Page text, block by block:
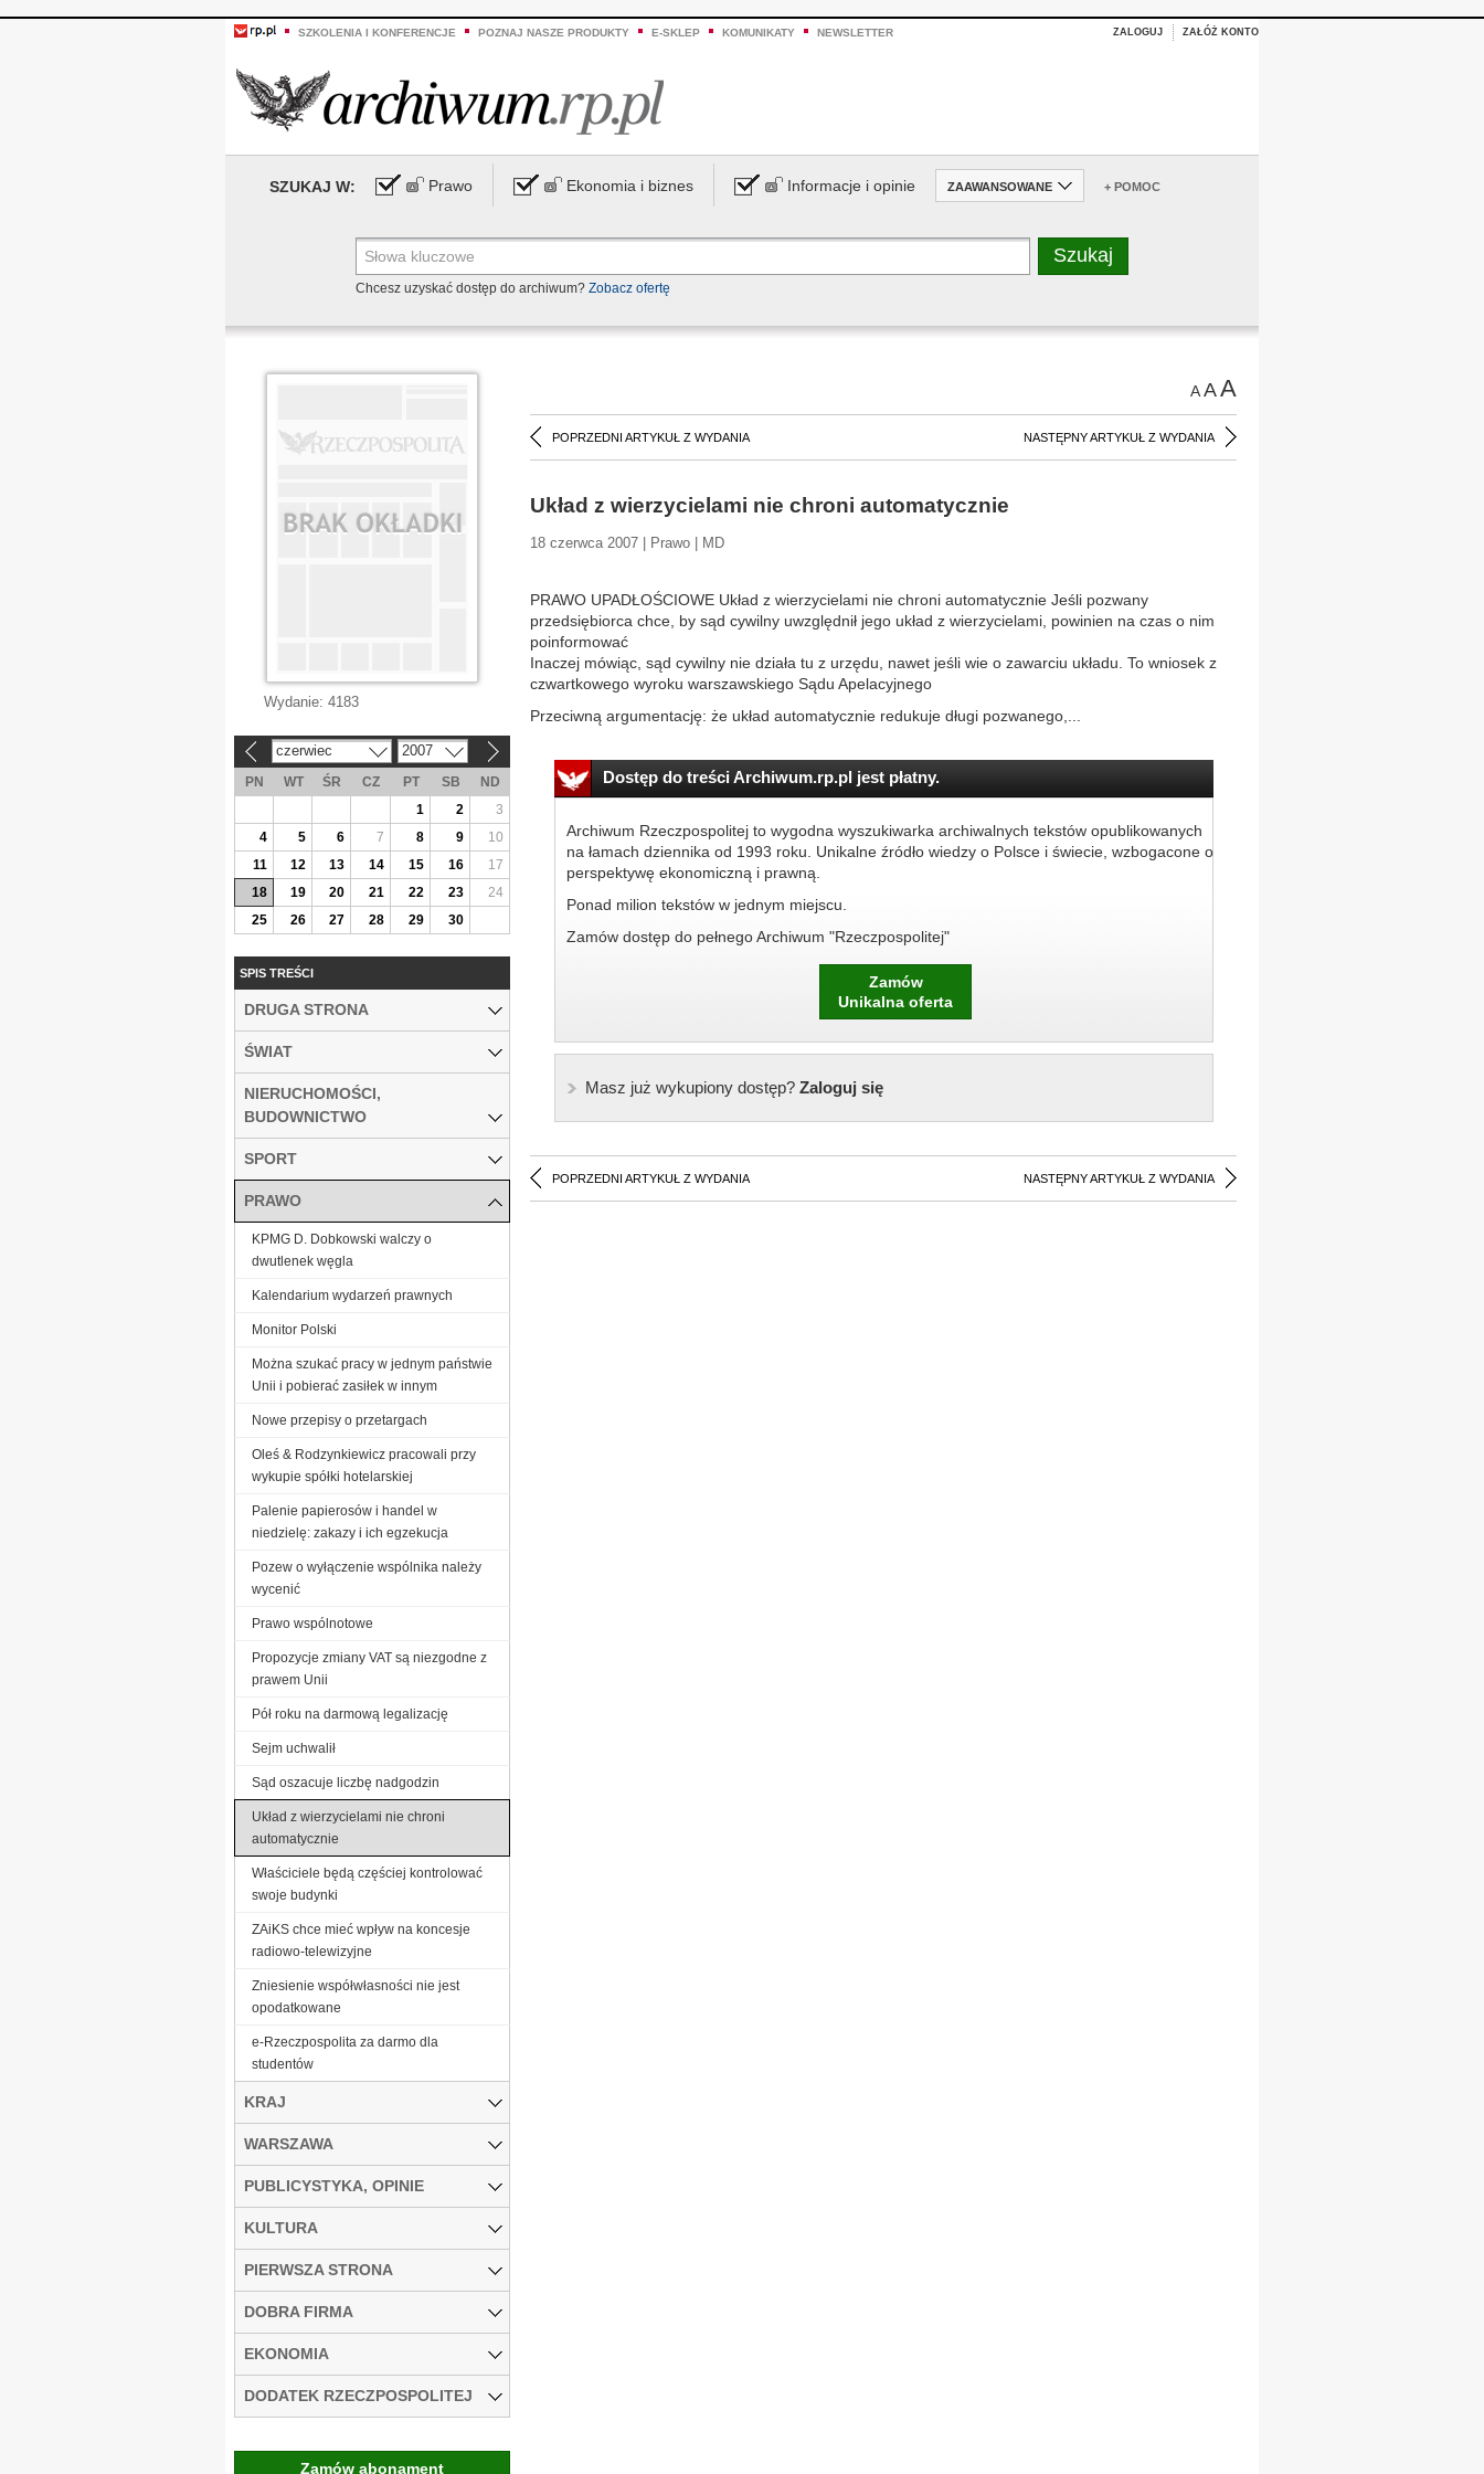
SZKOLENIA I KONFERENCJE POZNAJ NASZE PRODUKTY E-SKLEP KOMUNIKATY NEWSLETTER ZALOGUJ ZAŁÓŻ KONTO
SZUKAJ W: Prawo Ekonomia i biznes Informacje i opinie ZAAWANSOWANE + POMOC
Chcesz uzyskać dostęp do archiwum? Zobacz ofertę
AAA
POPRZEDNI ARTYKUŁ Z WYDANIA NASTĘPNY ARTYKUŁ Z WYDANIA
Układ z wierzycielami nie chroni automatycznie
18 czerwca 2007 | Prawo | MD
PRAWO UPADŁOŚCIOWE Układ z wierzycielami nie chroni automatycznie Jeśli pozwany
przedsiębiorca chce, by sąd cywilny uwzględnił jego układ z wierzycielami, powinien na czas o nim
poinformować
Inaczej mówiąc, sąd cywilny nie działa tu z urzędu, nawet jeśli wie o zawarciu układu. To wniosek z
czwartkowego wyroku warszawskiego Sądu Apelacyjnego
Przeciwną argumentację: że układ automatycznie redukuje długi pozwanego,...
Dostęp do treści Archiwum.rp.pl jest płatny.
Archiwum Rzeczpospolitej to wygodna wyszukiwarka archiwalnych tekstów opublikowanych
na łamach dziennika od 1993 roku. Unikalne źródło wiedzy o Polsce i świecie, wzbogacone o
perspektywę ekonomiczną i prawną.
Ponad milion tekstów w jednym miejscu.
Zamów dostęp do pełnego Archiwum "Rzeczpospolitej"
Zamów
Unikalna oferta
Masz już wykupiony dostęp?Zaloguj się
POPRZEDNI ARTYKUŁ Z WYDANIA NASTĘPNY ARTYKUŁ Z WYDANIA
Wydanie: 4183
czerwiec 2007
PN WT ŚR CZ PT SB
ND
1
2
3
4
5 6 7 8 9
10
11
12 13 14 15 16
17
18
19 20 21 22 23
24
25
26 27 28 29 30
SPIS TREŚCI
DRUGA STRONA
ŚWIAT
NIERUCHOMOŚCI,
BUDOWNICTWO
SPORT
PRAWO
KPMG D. Dobkowski walczy o
dwutlenek węgla
Kalendarium wydarzeń prawnych
Monitor Polski
Można szukać pracy w jednym państwie
Unii i pobierać zasiłek w innym
Nowe przepisy o przetargach
Oleś & Rodzynkiewicz pracowali przy
wykupie spółki hotelarskiej
Palenie papierosów i handel w
niedzielę: zakazy i ich egzekucja
Pozew o wyłączenie wspólnika należy
wycenić
Prawo wspólnotowe
Propozycje zmiany VAT są niezgodne z
prawem Unii
Pół roku na darmową legalizację
Sejm uchwalił
Sąd oszacuje liczbę nadgodzin
Układ z wierzycielami nie chroni
automatycznie
Właściciele będą częściej kontrolować
swoje budynki
ZAiKS chce mieć wpływ na koncesje
radiowo-telewizyjne
Zniesienie współwłasności nie jest
opodatkowane
e-Rzeczpospolita za darmo dla
studentów
KRAJ
WARSZAWA
PUBLICYSTYKA, OPINIE
KULTURA
PIERWSZA STRONA
DOBRA FIRMA
EKONOMIA
DODATEK RZECZPOSPOLITEJ
Zamów abonament